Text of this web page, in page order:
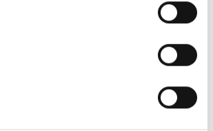
the processing of my personal data by